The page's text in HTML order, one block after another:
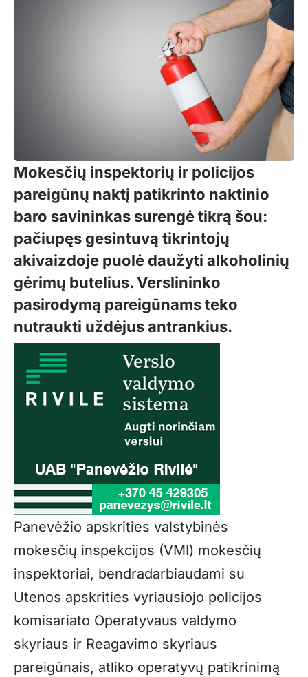
Mokesčių inspektorių ir policijos
pareigūnų naktį patikrinto naktinio
baro savininkas surengė tikrą šou:
pačiupęs gesintuvą tikrintojų
akivaizdoje puolė daužyti alkoholinių
gėrimų butelius. Verslininko
pasirodymą pareigūnams teko
nutraukti uždėjus antrankius.
Panevėžio apskrities valstybinės
mokesčių inspekcijos (VMI) mokesčių
inspektoriai, bendradarbiaudami su
Utenos apskrities vyriausiojo policijos
komisariato Operatyvaus valdymo
skyriaus ir Reagavimo skyriaus
pareigūnais, atliko operatyvų patikrinimą